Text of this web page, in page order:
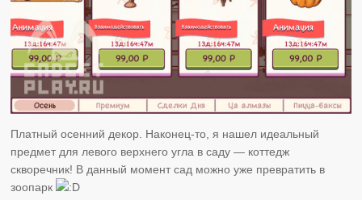
Платный осенний декор. Наконец-то, я нашел идеальный
предмет для левого верхнего угла в саду — коттедж
скворечник! В данный момент сад можно уже превратить в
зоопарк